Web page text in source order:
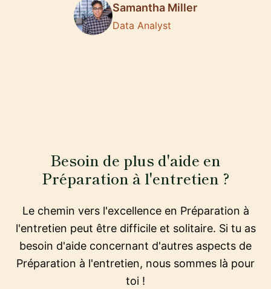
Samantha Miller
Data Analyst
Besoin de plus d'aide en
Préparation à l'entretien ?
Le chemin vers l'excellence en Préparation à
l'entretien peut être difficile et solitaire. Si tu as
besoin d'aide concernant d'autres aspects de
Préparation à l'entretien, nous sommes là pour
toi !